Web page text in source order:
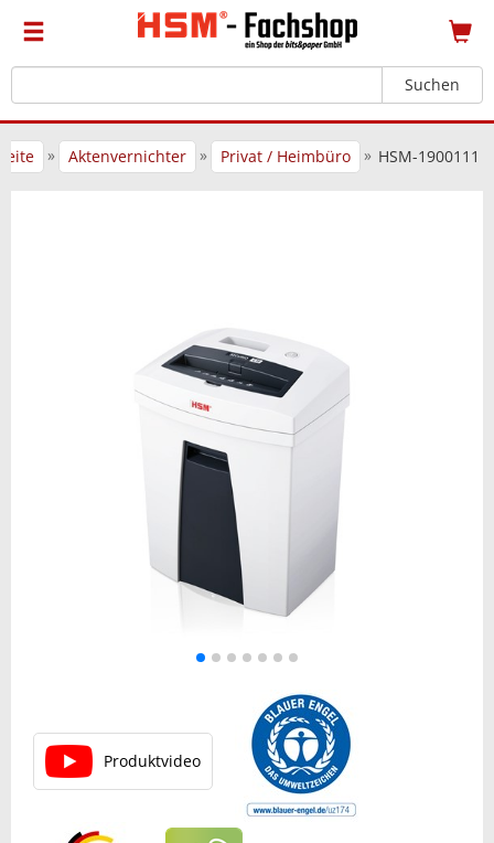
Suchen
» Aktenvernichter » Privat / Heimbüro » HSM-1900111
Produktvideo